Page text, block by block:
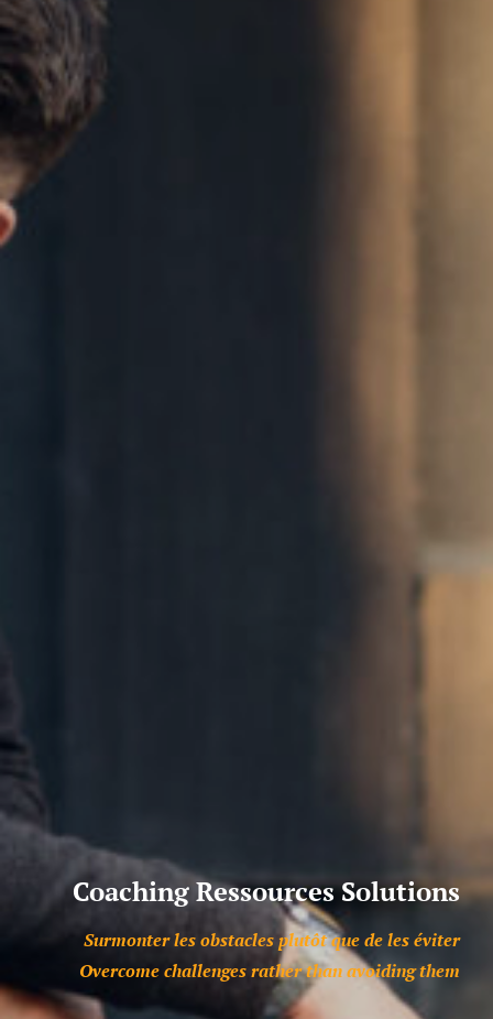
Coaching Ressources Solutions
Surmonter les obstacles plutôt que de les éviter
Overcome challenges rather than avoiding them